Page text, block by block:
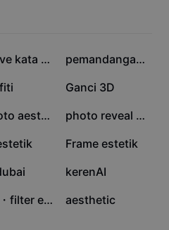
CapCut
Launch
perniagaan kecil yang ingin
visual mereka dengan
mudah, efisien, dan hasil
foto live kata kata 24.1K pemandangan laut
3.2K
Ganci 3D
Edit foto aesthetic 2.1K photo reveal drawing
246
Frame estetik
45
kerenAI
10.28・filter estetik 0
aesthetic